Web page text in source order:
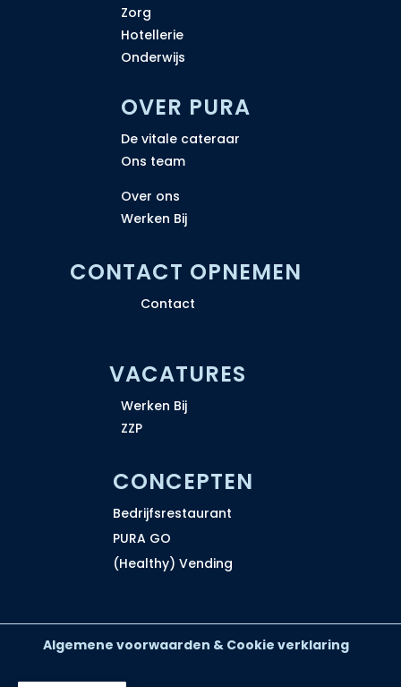
Zorg
Hotellerie
Onderwijs
OVER PURA
De vitale cateraar
Ons team
Over ons
Werken Bij
CONTACT OPNEMEN
Contact
VACATURES
Werken Bij
ZZP
CONCEPTEN
Bedrijfsrestaurant
PURA GO
(Healthy) Vending
Algemene voorwaarden & Cookie verklaring